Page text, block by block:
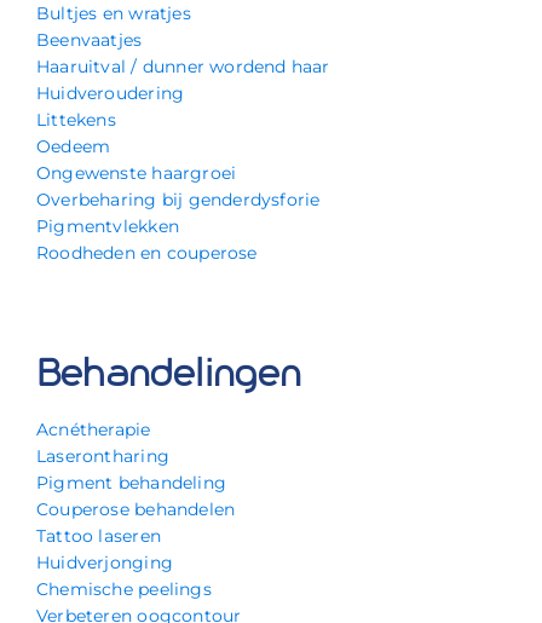
Bultjes en wratjes
Beenvaatjes
Haaruitval / dunner wordend haar
Huidveroudering
Littekens
Oedeem
Ongewenste haargroei
Overbeharing bij genderdysforie
Pigmentvlekken
Roodheden en couperose
Behandelingen
Acnétherapie
Laserontharing
Pigment behandeling
Couperose behandelen
Tattoo laseren
Huidverjonging
Chemische peelings
Verbeteren oogcontour